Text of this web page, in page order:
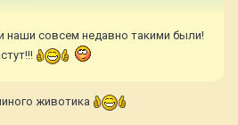
наши совсем недавно такими были!
животика